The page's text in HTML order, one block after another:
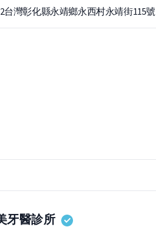
台灣彰化縣永靖鄉永西村永靖街115號
牙醫診所